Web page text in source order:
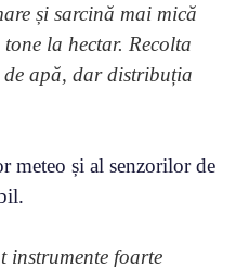
și sarcină mai mică
la hectar. Recolta
de apă, dar distribuția
meteo și al senzorilor de
instrumente foarte